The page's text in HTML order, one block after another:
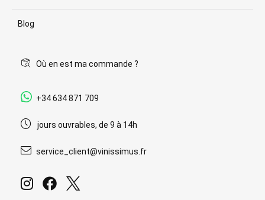
Blog
Où en est ma commande ?
+34 634 871 709
jours ouvrables, de 9 à 14h
service_client@vinissimus.fr